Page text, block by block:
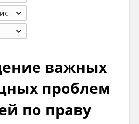
Школа, администрация, коллектив, кабинет, мероприятия
важных
проблем
по праву